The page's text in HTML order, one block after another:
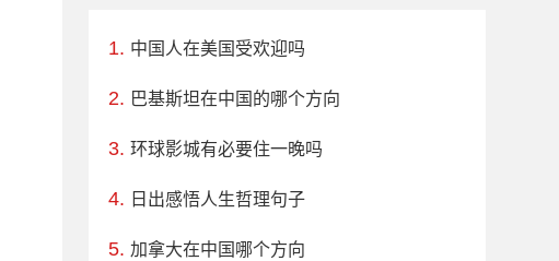
中国人在美国受欢迎吗
巴基斯坦在中国的哪个方向
环球影城有必要住一晚吗
日出感悟人生哲理句子
加拿大在中国哪个方向